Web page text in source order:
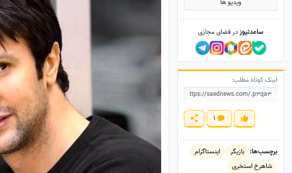
ویدیو ها
ساعدنیوزدر فضای مجازی
لینک کوتاه مطلب:
1
برچسب‌ها: بازیگر
اینستاگرام
شاهرخ استخری